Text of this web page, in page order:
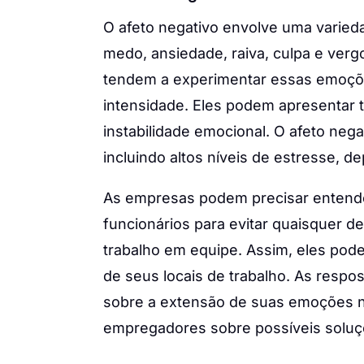
O afeto negativo envolve uma
medo, ansiedade, raiva, culpa e
tendem a experimentar essas
intensidade. Eles podem
instabilidade emocional. O afeto
incluindo altos níveis de estresse,
As empresas podem precisar
funcionários para evitar quaisquer
trabalho em equipe. Assim, eles
de seus locais de trabalho. As
sobre a extensão de suas emoções
empregadores sobre possíveis